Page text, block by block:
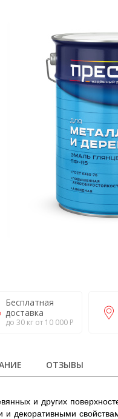
Бесплатная
доставка
до 30 кг от 10 000 Р
ОТЗЫВЫ
и других
декоративными